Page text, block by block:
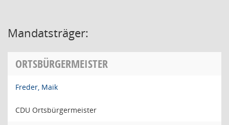
Mandatsträger:
ORTSBÜRGERMEISTER
Freder, Maik
CDU Ortsbürgermeister